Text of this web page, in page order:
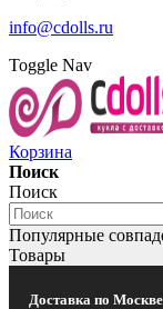
info@cdolls.ru
Toggle Nav
Корзина
Поиск
Поиск
Популярные
Товары
Доставка по